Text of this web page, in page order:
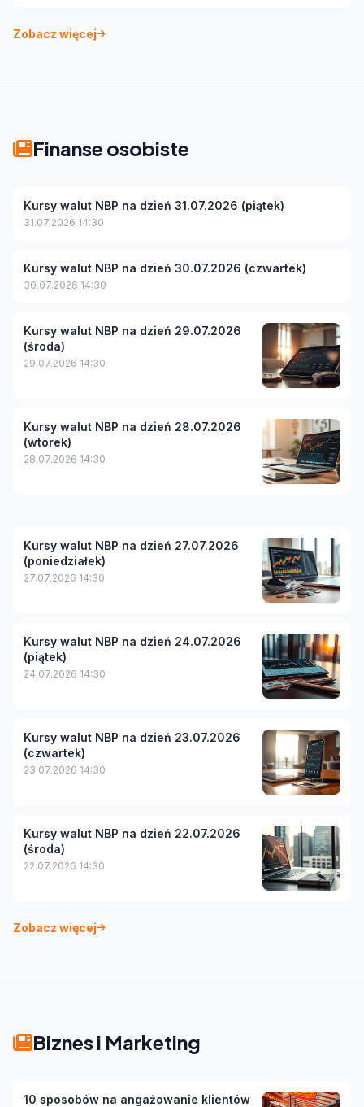
Zobacz więcej
Finanse osobiste
Kursy walut NBP na dzień 31.07.2026 (piątek)
31.07.2026 14:30
Kursy walut NBP na dzień 30.07.2026 (czwartek)
30.07.2026 14:30
Kursy walut NBP na dzień 29.07.2026
(środa)
29.07.2026 14:30
Kursy walut NBP na dzień 28.07.2026
(wtorek)
28.07.2026 14:30
Kursy walut NBP na dzień 27.07.2026
(poniedziałek)
27.07.2026 14:30
Kursy walut NBP na dzień 24.07.2026
(piątek)
24.07.2026 14:30
Kursy walut NBP na dzień 23.07.2026
(czwartek)
23.07.2026 14:30
Kursy walut NBP na dzień 22.07.2026
(środa)
22.07.2026 14:30
Zobacz więcej
Biznes i Marketing
10 sposobów na angażowanie klientów